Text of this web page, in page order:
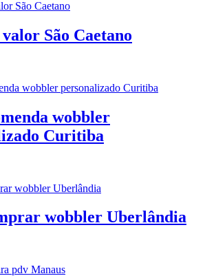
São Caetano
wobbler
Curitiba
wobbler Uberlândia